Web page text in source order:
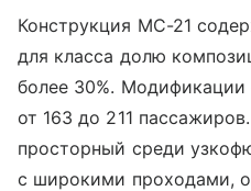
Конструкция МС-21
для класса долю
более 30%.
от 163 до 211
просторный среди
с широкими проходами,